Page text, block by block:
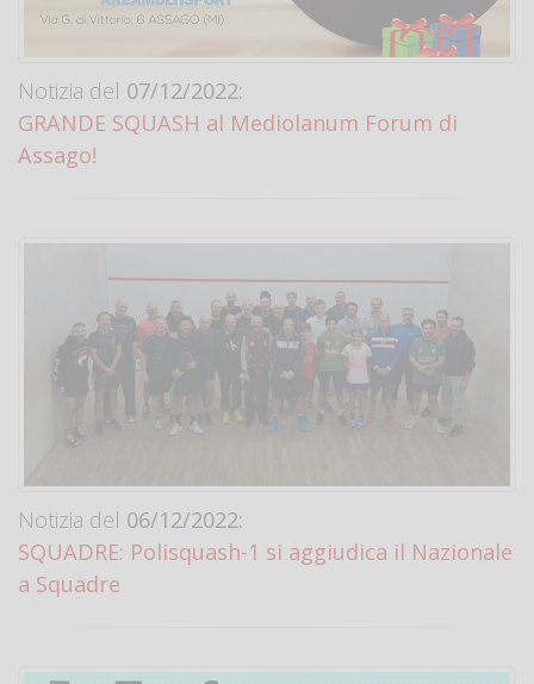
Notizia del 07/12/2022:
GRANDE SQUASH al Mediolanum Forum di
Assago!
Notizia del 06/12/2022:
SQUADRE: Polisquash-1 si aggiudica il Nazionale
a Squadre